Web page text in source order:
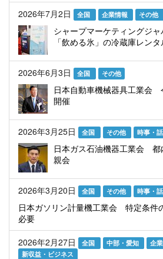
2026年7月2日 全国 企業情報 その他
シャープマーケティングジ
「飲める氷」の冷蔵庫レンタ
2026年6月3日 全国 その他
日本自動車機械器具工業会
開催
2026年3月25日 全国 その他 時事・
日本ガス石油機器工業会 都
親会
2026年3月20日 全国 その他 時事・
日本ガソリン計量機工業会 特定条件
必要
2026年2月27日
全国 中部・愛知 企
新収益・ビジネス